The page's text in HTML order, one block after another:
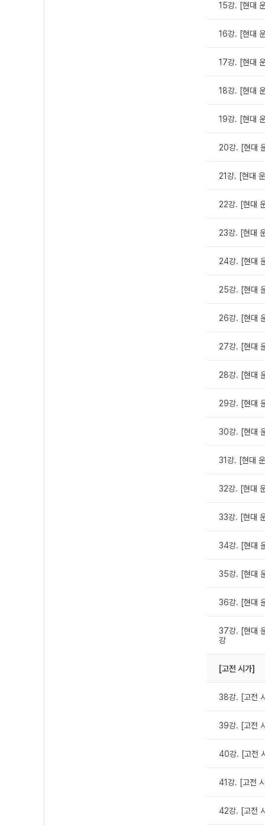
15강. [현대
16강. [현대
17강. [현대
18강. [현대
19강. [현대
20강. [현대
21강. [현대
22강. [현대
23강. [현대
24강. [현대
25강. [현대
26강. [현대
27강. [현대
28강. [현대
29강. [현대
30강. [현대
31강. [현대
32강. [현대
33강. [현대
34강. [현대
35강. [현대
36강. [현대
37강. [현대
강
[고전 시가]
38강. [고전
39강. [고전
40강. [고전
41강. [고전
42강. [고전